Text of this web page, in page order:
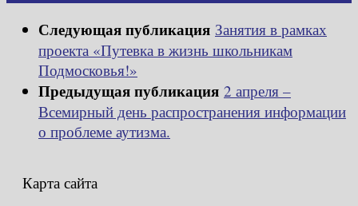
Следующая публикация Занятия в рамках
проекта «Путевка в жизнь школьникам
Подмосковья!»
Предыдущая публикация 2 апреля –
Всемирный день распространения информации
о проблеме аутизма.
Карта сайта